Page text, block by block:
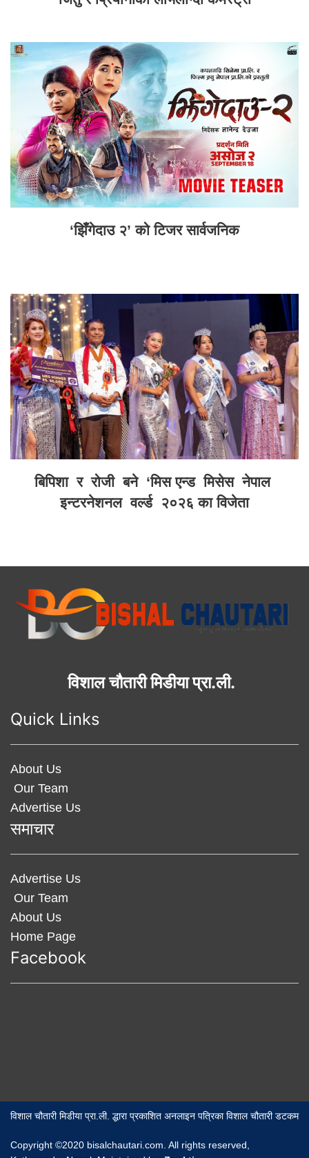
‘झिँगेदाउ २’ को टिजर सार्वजनिक
बिपिशा र रोजी बने ‘मिस एन्ड मिसेस नेपाल
इन्टरनेशनल वर्ल्ड २०२६ का विजेता
विशाल चौतारी मिडीया प्रा.ली.
Quick Links
About Us
Our Team
Advertise Us
समाचार
Advertise Us
Our Team
About Us
Home Page
Facebook
विशाल चौतारी मिडीया प्रा.ली. द्धारा प्रकाशित अनलाइन पत्रिका विशाल चौतारी डटकम
Copyright ©2020 bisalchautari.com. All rights reserved,